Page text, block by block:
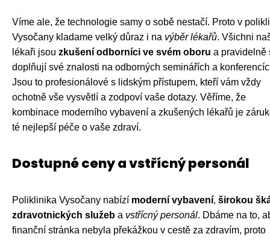
Víme ale, že technologie samy o sobě nestačí. Proto v
Vysočany kladame velký důraz i na výběr lékařů. Všichni
lékaři jsou zkušení odborníci ve svém oboru a pravidelně
doplňují své znalosti na odborných seminářích a
Jsou to profesionálové s lidským přístupem, kteří vám vždy
ochotně vše vysvětlí a zodpoví vaše dotazy. Věříme, že
kombinace moderního vybavení a zkušených lékařů je
té nejlepší péče o vaše zdraví.
Dostupné ceny a vstřícný personál
Poliklinika Vysočany nabízí moderní vybavení, širokou
zdravotnických služeb a vstřícný personál. Dbáme na to,
finanční stránka nebyla překážkou v cestě za zdravím, proto